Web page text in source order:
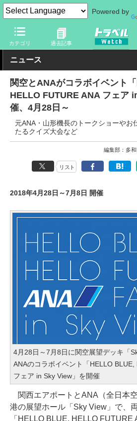
Powered by
カテゴリ 過去記事
トラベル Watch 地域 国内旅行 京
ニュース
関空とANAがコラボイベント
HELLO FUTURE ANA フェア
催、4月28日～
元ANA・山形機長のトークショーやお
たるクイズ大会など
編集部：多
リスト
2018年4月28日～7月8日 開催
4月28日～7月8日に関空展望デッキ「
ANAのコラボイベント「HELLO BLUE,
フェア in Sky View」を開催
関西エアポートとANA（全日本
港の展望ホール「Sky View」で、
「HELLO BLUE, HELLO FUTURE